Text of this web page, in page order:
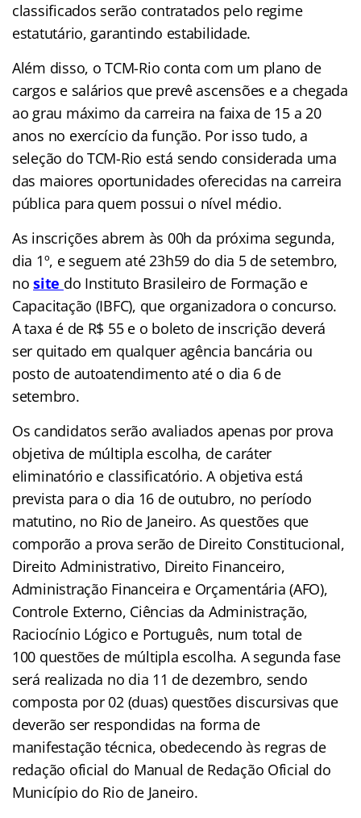
classificados serão contratados pelo regime
estatutário, garantindo estabilidade.
Além disso, o TCM-Rio conta com um plano de
cargos e salários que prevê ascensões e a chegada
ao grau máximo da carreira na faixa de 15 a 20
anos no exercício da função. Por isso tudo, a
seleção do TCM-Rio está sendo considerada uma
das maiores oportunidades oferecidas na carreira
pública para quem possui o nível médio.
As inscrições abrem às 00h da próxima segunda,
dia 1º, e seguem até 23h59 do dia 5 de setembro,
no site do Instituto Brasileiro de Formação e
Capacitação (IBFC), que organizadora o concurso.
A taxa é de R$ 55 e o boleto de inscrição deverá
ser quitado em qualquer agência bancária ou
posto de autoatendimento até o dia 6 de
setembro.
Os candidatos serão avaliados apenas por prova
objetiva de múltipla escolha, de caráter
eliminatório e classificatório. A objetiva está
prevista para o dia 16 de outubro, no período
matutino, no Rio de Janeiro. As questões que
comporão a prova serão de Direito Constitucional,
Direito Administrativo, Direito Financeiro,
Administração Financeira e Orçamentária (AFO),
Controle Externo, Ciências da Administração,
Raciocínio Lógico e Português, num total de
100 questões de múltipla escolha. A segunda fase
será realizada no dia 11 de dezembro, sendo
composta por 02 (duas) questões discursivas que
deverão ser respondidas na forma de
manifestação técnica, obedecendo às regras de
redação oficial do Manual de Redação Oficial do
Município do Rio de Janeiro.